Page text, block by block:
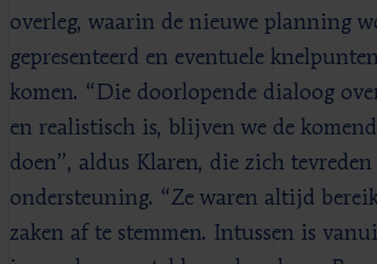
overleg, waarin de nieuwe planning
gepresenteerd en eventuele
komen. “Die doorlopende dialoog
en realistisch is, blijven we de
doen”, aldus Klaren, die zich
ondersteuning. “Ze waren altijd
zaken af te stemmen. Intussen is